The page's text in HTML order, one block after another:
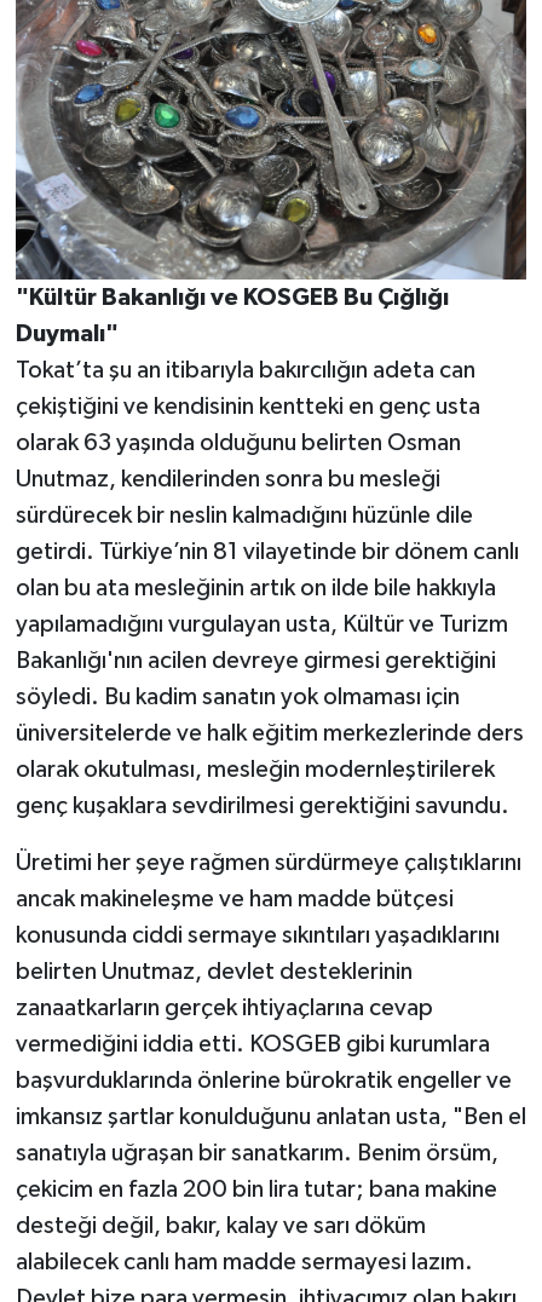
"Kültür Bakanlığı ve KOSGEB Bu Çığlığı
Duymalı"
Tokat’ta şu an itibarıyla bakırcılığın adeta can
çekiştiğini ve kendisinin kentteki en genç usta
olarak 63 yaşında olduğunu belirten Osman
Unutmaz, kendilerinden sonra bu mesleği
sürdürecek bir neslin kalmadığını hüzünle dile
getirdi. Türkiye’nin 81 vilayetinde bir dönem canlı
olan bu ata mesleğinin artık on ilde bile hakkıyla
yapılamadığını vurgulayan usta, Kültür ve Turizm
Bakanlığı'nın acilen devreye girmesi gerektiğini
söyledi. Bu kadim sanatın yok olmaması için
üniversitelerde ve halk eğitim merkezlerinde ders
olarak okutulması, mesleğin modernleştirilerek
genç kuşaklara sevdirilmesi gerektiğini savundu.
Üretimi her şeye rağmen sürdürmeye çalıştıklarını
ancak makineleşme ve ham madde bütçesi
konusunda ciddi sermaye sıkıntıları yaşadıklarını
belirten Unutmaz, devlet desteklerinin
zanaatkarların gerçek ihtiyaçlarına cevap
vermediğini iddia etti. KOSGEB gibi kurumlara
başvurduklarında önlerine bürokratik engeller ve
imkansız şartlar konulduğunu anlatan usta, "Ben el
sanatıyla uğraşan bir sanatkarım. Benim örsüm,
çekicim en fazla 200 bin lira tutar; bana makine
desteği değil, bakır, kalay ve sarı döküm
alabilecek canlı ham madde sermayesi lazım.